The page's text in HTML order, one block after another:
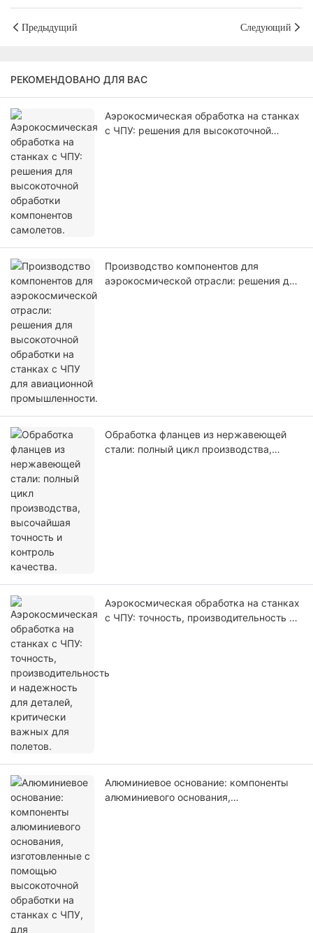
Предыдущий Следующий
РЕКОМЕНДОВАНО ДЛЯ ВАС
Аэрокосмическая обработка на станках
с ЧПУ: решения для высокоточной
Производство компонентов для
аэрокосмической отрасли: решения для
Обработка фланцев из нержавеющей
стали: полный цикл производства,
Аэрокосмическая обработка на станках
с ЧПУ: точность, производительность и
Алюминиевое основание: компоненты
алюминиевого основания,